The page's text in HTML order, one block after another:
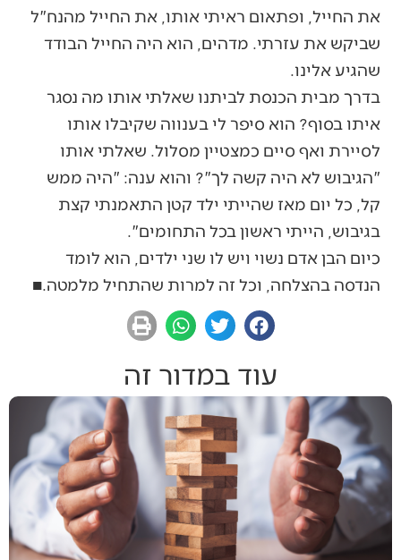
את החייל, ופתאום ראיתי אותו, את החייל מהנח"ל
שביקש את עזרתי. מדהים, הוא היה החייל הבודד
שהגיע אלינו.
בדרך מבית הכנסת לביתנו שאלתי אותו מה נסגר
איתו בסוף? הוא סיפר לי בענווה שקיבלו אותו
לסיירת ואף סיים כמצטיין מסלול. שאלתי אותו
"הגיבוש לא היה קשה לך"? והוא ענה: "היה ממש
קל, כל יום מאז שהייתי ילד קטן התאמנתי קצת
בגיבוש, הייתי ראשון בכל התחומים".
כיום הבן אדם נשוי ויש לו שני ילדים, הוא לומד
הנדסה בהצלחה, וכל זה למרות שהתחיל מלמטה.■
עוד במדור זה